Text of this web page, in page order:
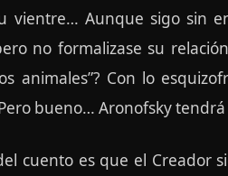
vientre… Aunque sigo sin
no formalizase su
animales”? Con lo
bueno… Aronofsky tendrá
cuento es que el Creador